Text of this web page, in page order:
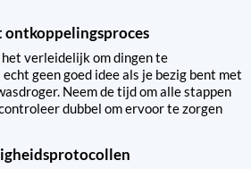
ontkoppelingsproces
verleidelijk om dingen te
geen goed idee als je bezig bent met
Neem de tijd om alle stappen
dubbel om ervoor te zorgen